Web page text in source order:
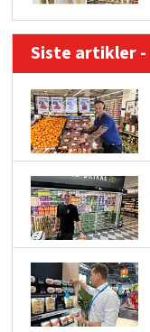
Siste artikler